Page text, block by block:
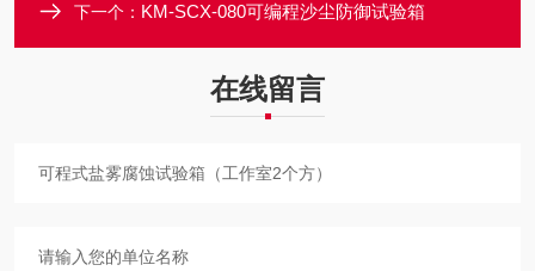
下一个： KM-SCX-080可编程沙尘防御试验箱
在线留言